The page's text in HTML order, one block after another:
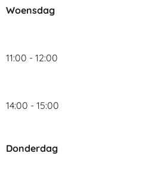
Woensdag
11:00 - 12:00
14:00 - 15:00
Donderdag